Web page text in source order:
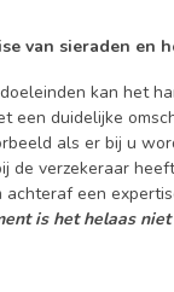
van sieraden en
kan het
een duidelijke
als er bij u
de verzekeraar
achteraf een
is het helaas